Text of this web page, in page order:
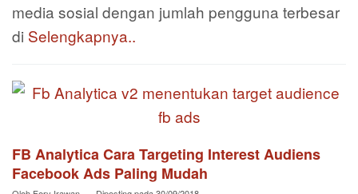
media sosial dengan jumlah pengguna terbesar
di Selengkapnya..
FB Analytica Cara Targeting Interest Audiens
Facebook Ads Paling Mudah